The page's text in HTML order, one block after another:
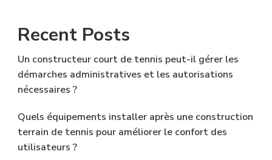
Recent Posts
Un constructeur court de tennis peut-il gérer les
démarches administratives et les autorisations
nécessaires ?
Quels équipements installer après une construction
terrain de tennis pour améliorer le confort des
utilisateurs ?